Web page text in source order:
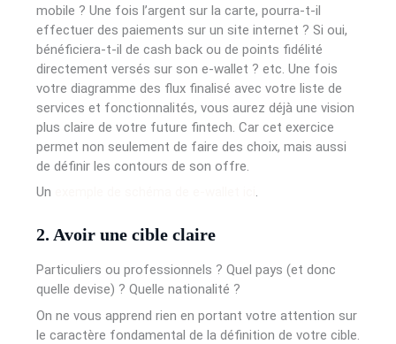
mobile ? Une fois l’argent sur la carte, pourra-t-il
effectuer des paiements sur un site internet ? Si oui,
bénéficiera-t-il de cash back ou de points fidélité
directement versés sur son e-wallet ? etc. Une fois
votre diagramme des flux finalisé avec votre liste de
services et fonctionnalités, vous aurez déjà une vision
plus claire de votre future fintech. Car cet exercice
permet non seulement de faire des choix, mais aussi
de définir les contours de son offre.
Un
.
2. Avoir une cible claire
Particuliers ou professionnels ? Quel pays (et donc
quelle devise) ? Quelle nationalité ?
On ne vous apprend rien en portant votre attention sur
le caractère fondamental de la définition de votre cible.